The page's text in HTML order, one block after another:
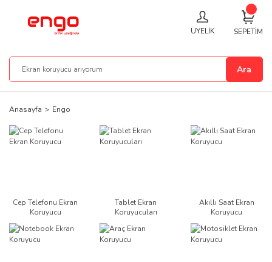
Ara
ÜYELİK SEPETİM
Anasayfa Engo
Cep Telefonu Ekran
Koruyucu
Tablet Ekran
Koruyucuları
Akıllı Saat Ekran
Koruyucu